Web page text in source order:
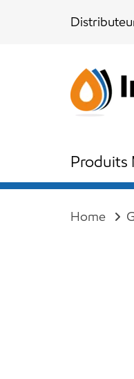
Produits
Home